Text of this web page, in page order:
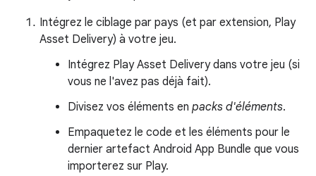
Intégrez le ciblage par pays (et par extension, Play
Asset Delivery) à votre jeu.
Intégrez Play Asset Delivery dans votre jeu (si
vous ne l'avez pas déjà fait).
Divisez vos éléments en packs d'éléments.
Empaquetez le code et les éléments pour le
dernier artefact Android App Bundle que vous
importerez sur Play.